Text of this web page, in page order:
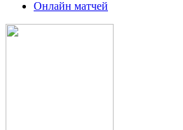
Онлайн матчей